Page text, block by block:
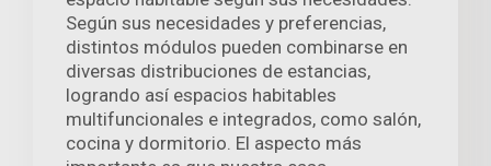
Según sus necesidades y preferencias,
distintos módulos pueden combinarse en
diversas distribuciones de estancias,
logrando así espacios habitables
multifuncionales e integrados, como salón,
cocina y dormitorio. El aspecto más